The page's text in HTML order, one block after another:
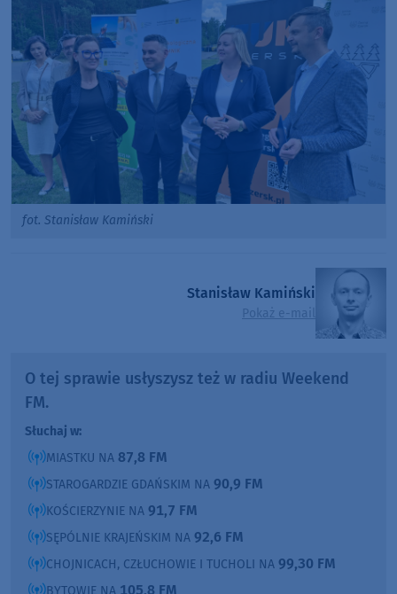
fot. Stanisław Kamiński
Stanisław Kamiński
Pokaż e-mail
O tej sprawie usłyszysz też w radiu Weekend
FM.
Słuchaj w:
MIASTKU NA 87,8 FM
STAROGARDZIE GDAŃSKIM NA 90,9 FM
KOŚCIERZYNIE NA 91,7 FM
SĘPÓLNIE KRAJEŃSKIM NA 92,6 FM
CHOJNICACH, CZŁUCHOWIE I TUCHOLI NA 99,30 FM
BYTOWIE NA 105,8 FM